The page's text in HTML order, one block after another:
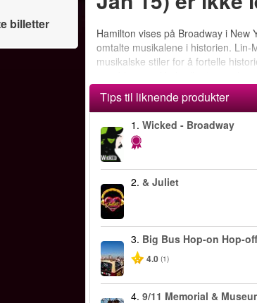
billetter
Hamilton vises på Broadway i New
omtalte musikalene i historien.
musikalske stiler for å fortelle
Tips til liknende produkter
1.Wicked - Broadway
2.& Juliet
3. Big Bus Hop-on Hop-
4.0 (1)
4.9/11 Memorial &